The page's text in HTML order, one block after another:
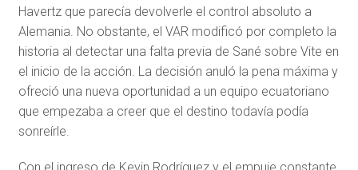
Havertz que parecía devolverle el control absoluto a
Alemania. No obstante, el VAR modificó por completo la
historia al detectar una falta previa de Sané sobre Vite en
el inicio de la acción. La decisión anuló la pena máxima y
ofreció una nueva oportunidad a un equipo ecuatoriano
que empezaba a creer que el destino todavía podía
sonreírle.
Con el ingreso de Kevin Rodríguez y el empuje constante